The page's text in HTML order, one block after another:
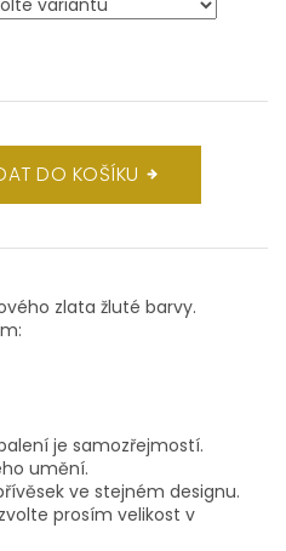
DO KOŠÍKU
zlata žluté barvy.
je samozřejmostí.
umění.
ve stejném designu.
prosím velikost v